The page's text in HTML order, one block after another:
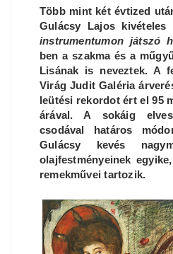
Több mint két évtized
Gulácsy Lajos
instrumentumon játszó
ben a szakma és a
Lisának is neveztek. A
Virág Judit Galéria
leütési rekordot ért el 95
árával. A sokáig
csodával határos
Gulácsy kevés
olajfestményeinek
remekművei tartozik.